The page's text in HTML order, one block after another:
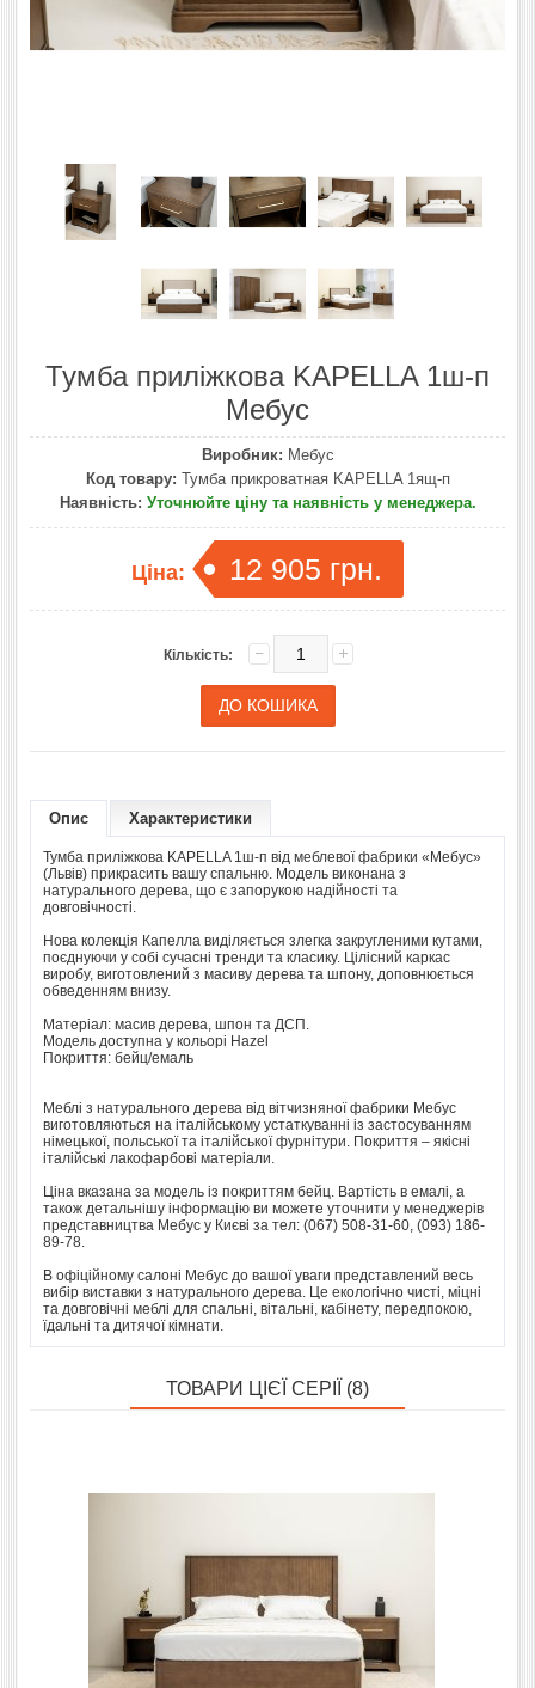
Тумба приліжкова KAPELLA 1ш-п
Мебус
Виробник: Мебус
Код товару: Тумба прикроватная KAPELLA 1ящ-п
Наявність: Уточнюйте ціну та наявність у менеджера.
Ціна: 12 905 грн.
Кількість:
Опис Характеристики
Тумба приліжкова KAPELLA 1ш-п від меблевої фабрики «Мебус»
(Львів) прикрасить вашу спальню. Модель виконана з
натурального дерева, що є запорукою надійності та
довговічності.
Нова колекція Капелла виділяється злегка закругленими кутами,
поєднуючи у собі сучасні тренди та класику. Цілісний каркас
виробу, виготовлений з масиву дерева та шпону, доповнюється
обведенням внизу.
Матеріал: масив дерева, шпон та ДСП.
Модель доступна у кольорі Hazel
Покриття: бейц/емаль
Меблі з натурального дерева від вітчизняної фабрики Мебус
виготовляються на італійському устаткуванні із застосуванням
німецької, польської та італійської фурнітури. Покриття – якісні
італійські лакофарбові матеріали.
Ціна вказана за модель із покриттям бейц. Вартість в емалі, а
також детальнішу інформацію ви можете уточнити у менеджерів
представництва Мебус у Києві за тел: (067) 508-31-60, (093) 186-
89-78.
В офіційному салоні Мебус до вашої уваги представлений весь
вибір виставки з натурального дерева. Це екологічно чисті, міцні
та довговічні меблі для спальні, вітальні, кабінету, передпокою,
їдальні та дитячої кімнати.
ТОВАРИ ЦІЄЇ СЕРІЇ (8)